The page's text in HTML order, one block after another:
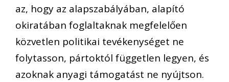
az, hogy az alapszabályában, alapító
okiratában foglaltaknak megfelelően
közvetlen politikai tevékenységet ne
folytasson, pártoktól független legyen, és
azoknak anyagi támogatást ne nyújtson.